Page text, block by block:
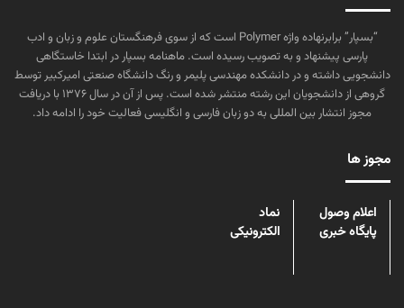
“بسپار” برابرنهاده واژه Polymer است که از سوی فرهنگستان علوم و زبان و ادب
پارسی پیشنهاد و به تصویب رسیده است. ماهنامه بسپار در ابتدا خاستگاهی
دانشجویی داشته و در دانشکده مهندسی پلیمر و رنگ دانشگاه صنعتی امیرکبیر توسط
گروهی از دانشجویان این رشته منتشر شده است. پس از آن در سال ۱۳۷۶ با دریافت
مجوز انتشار بین المللی به دو زبان فارسی و انگلیسی فعالیت خود را ادامه داد.
مجوز ها
اعلام وصول
پایگاه خبری
نماد
الکترونیکی